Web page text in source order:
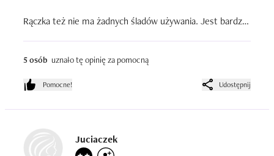
Rączka też nie ma żadnych śladów używania. Jest bardzo
5 osób uznało tę opinię za pomocną
Pomocne! Udostępnij
Juciaczek